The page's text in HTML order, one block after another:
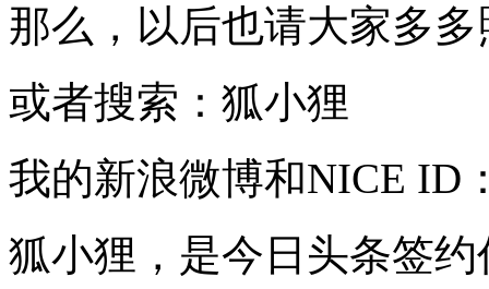
那么，以后也请大家多多
或者搜索：狐小狸
我的新浪微博和NICE ID
狐小狸，是今日头条签约